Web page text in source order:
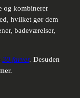
og kombinerer
hvilket gør dem
badeværelser,
30 farver. Desuden